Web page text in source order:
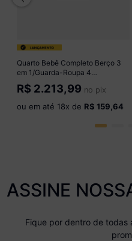
Quarto Bebê Completo Berço 3
em 1/Guarda-Roupa 4
Portas/Cômoda 4 Gavetas
Vicente Multimóveis MP4842
R$ 2.213,99 no pix
ou em até 18x de R$ 159,64
ASSINE
Fique por dentro de todas